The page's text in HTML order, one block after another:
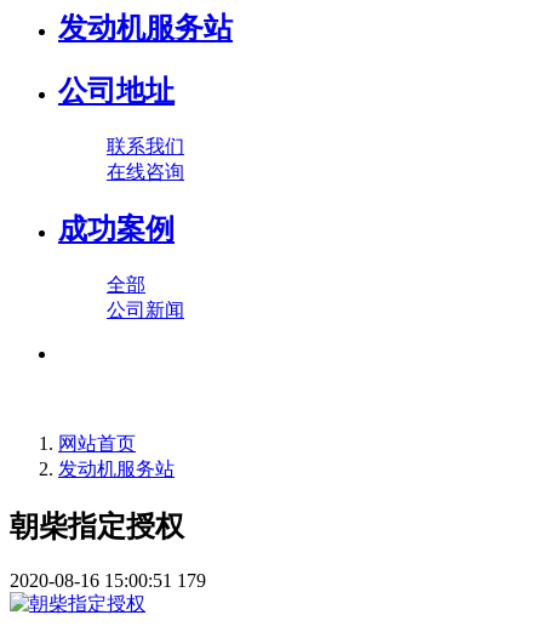
发动机服务站
公司地址
联系我们
在线咨询
成功案例
全部
公司新闻
网站首页
发动机服务站
朝柴指定授权
2020-08-16 15:00:51 179